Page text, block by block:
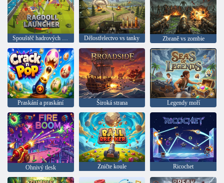
Spouštěč hadrových panenek Dělostřelectvo vs tanky Zbraně vs zombie
Praskání a praskání Široká strana Legendy moří
Ohnivý tlesk Zničte koule Ricochet